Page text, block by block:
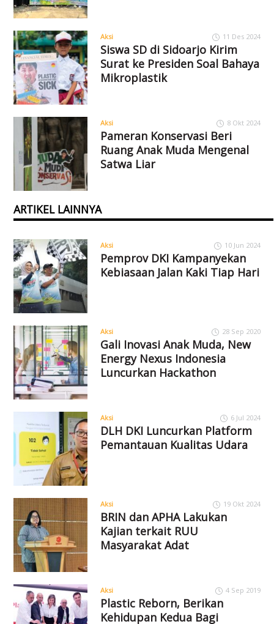
Aksi 11 Des 2024
Siswa SD di Sidoarjo Kirim
Surat ke Presiden Soal Bahaya
Mikroplastik
Aksi 8 Okt 2024
Pameran Konservasi Beri
Ruang Anak Muda Mengenal
Satwa Liar
ARTIKEL LAINNYA
Aksi 10 Jun 2024
Pemprov DKI Kampanyekan
Kebiasaan Jalan Kaki Tiap Hari
Aksi 28 Sep 2020
Gali Inovasi Anak Muda, New
Energy Nexus Indonesia
Luncurkan Hackathon
Aksi 6 Jul 2024
DLH DKI Luncurkan Platform
Pemantauan Kualitas Udara
Aksi 19 Okt 2024
BRIN dan APHA Lakukan
Kajian terkait RUU
Masyarakat Adat
Aksi 4 Sep 2019
Plastic Reborn, Berikan
Kehidupan Kedua Bagi